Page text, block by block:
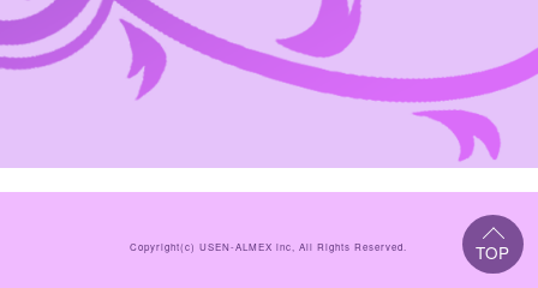
Copyright(c)USEN-ALMEX inc, All Rights Reserved.